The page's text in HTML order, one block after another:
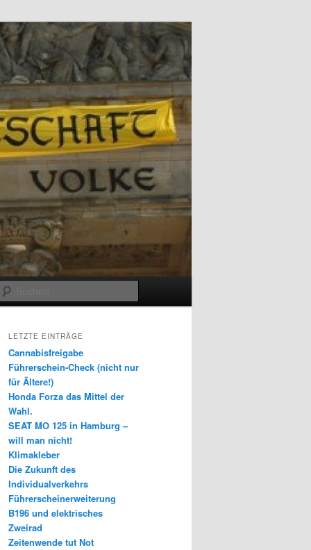
LETZTE EINTRÄGE
Cannabisfreigabe
Führerschein-Check (nicht nur
für Ältere!)
Honda Forza das Mittel der
Wahl.
SEAT MO 125 in Hamburg –
will man nicht!
Klimakleber
Die Zukunft des
Individualverkehrs
Führerscheinerweiterung
B196 und elektrisches
Zweirad
Zeitenwende tut Not